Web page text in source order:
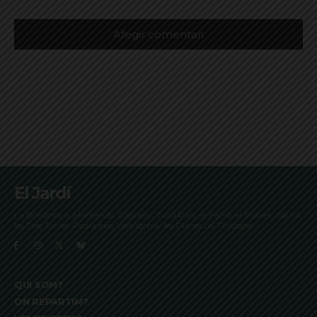
El Jardí
La Bonanova, Monterols, Galvany, Turó Parc, el Farró, el Putxet, Sarrià,
les Tres Torres, Pedralbes, Vallvidrera, les Planes i el Tibidabo
QUI SOM?
ON REPARTIM?